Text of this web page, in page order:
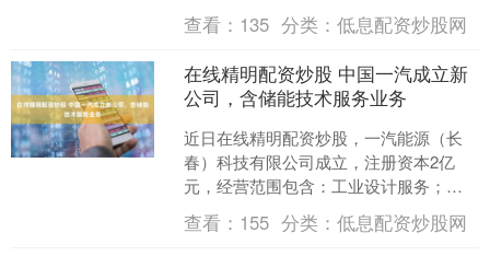
习近平将出席峰会开幕式并发表主旨讲
话。在北....
查看： 135 分类：低息配资炒股网
在线精明配资炒股 中国一汽成立新
公司，含储能技术服务业务
近日在线精明配资炒股，一汽能源（长
春）科技有限公司成立，注册资本2亿
元，经营范围包含：工业设计服务；储
能技术服务；合同能源管理；生物质燃
料销售（不含危险化学品）....
查看： 155 分类：低息配资炒股网